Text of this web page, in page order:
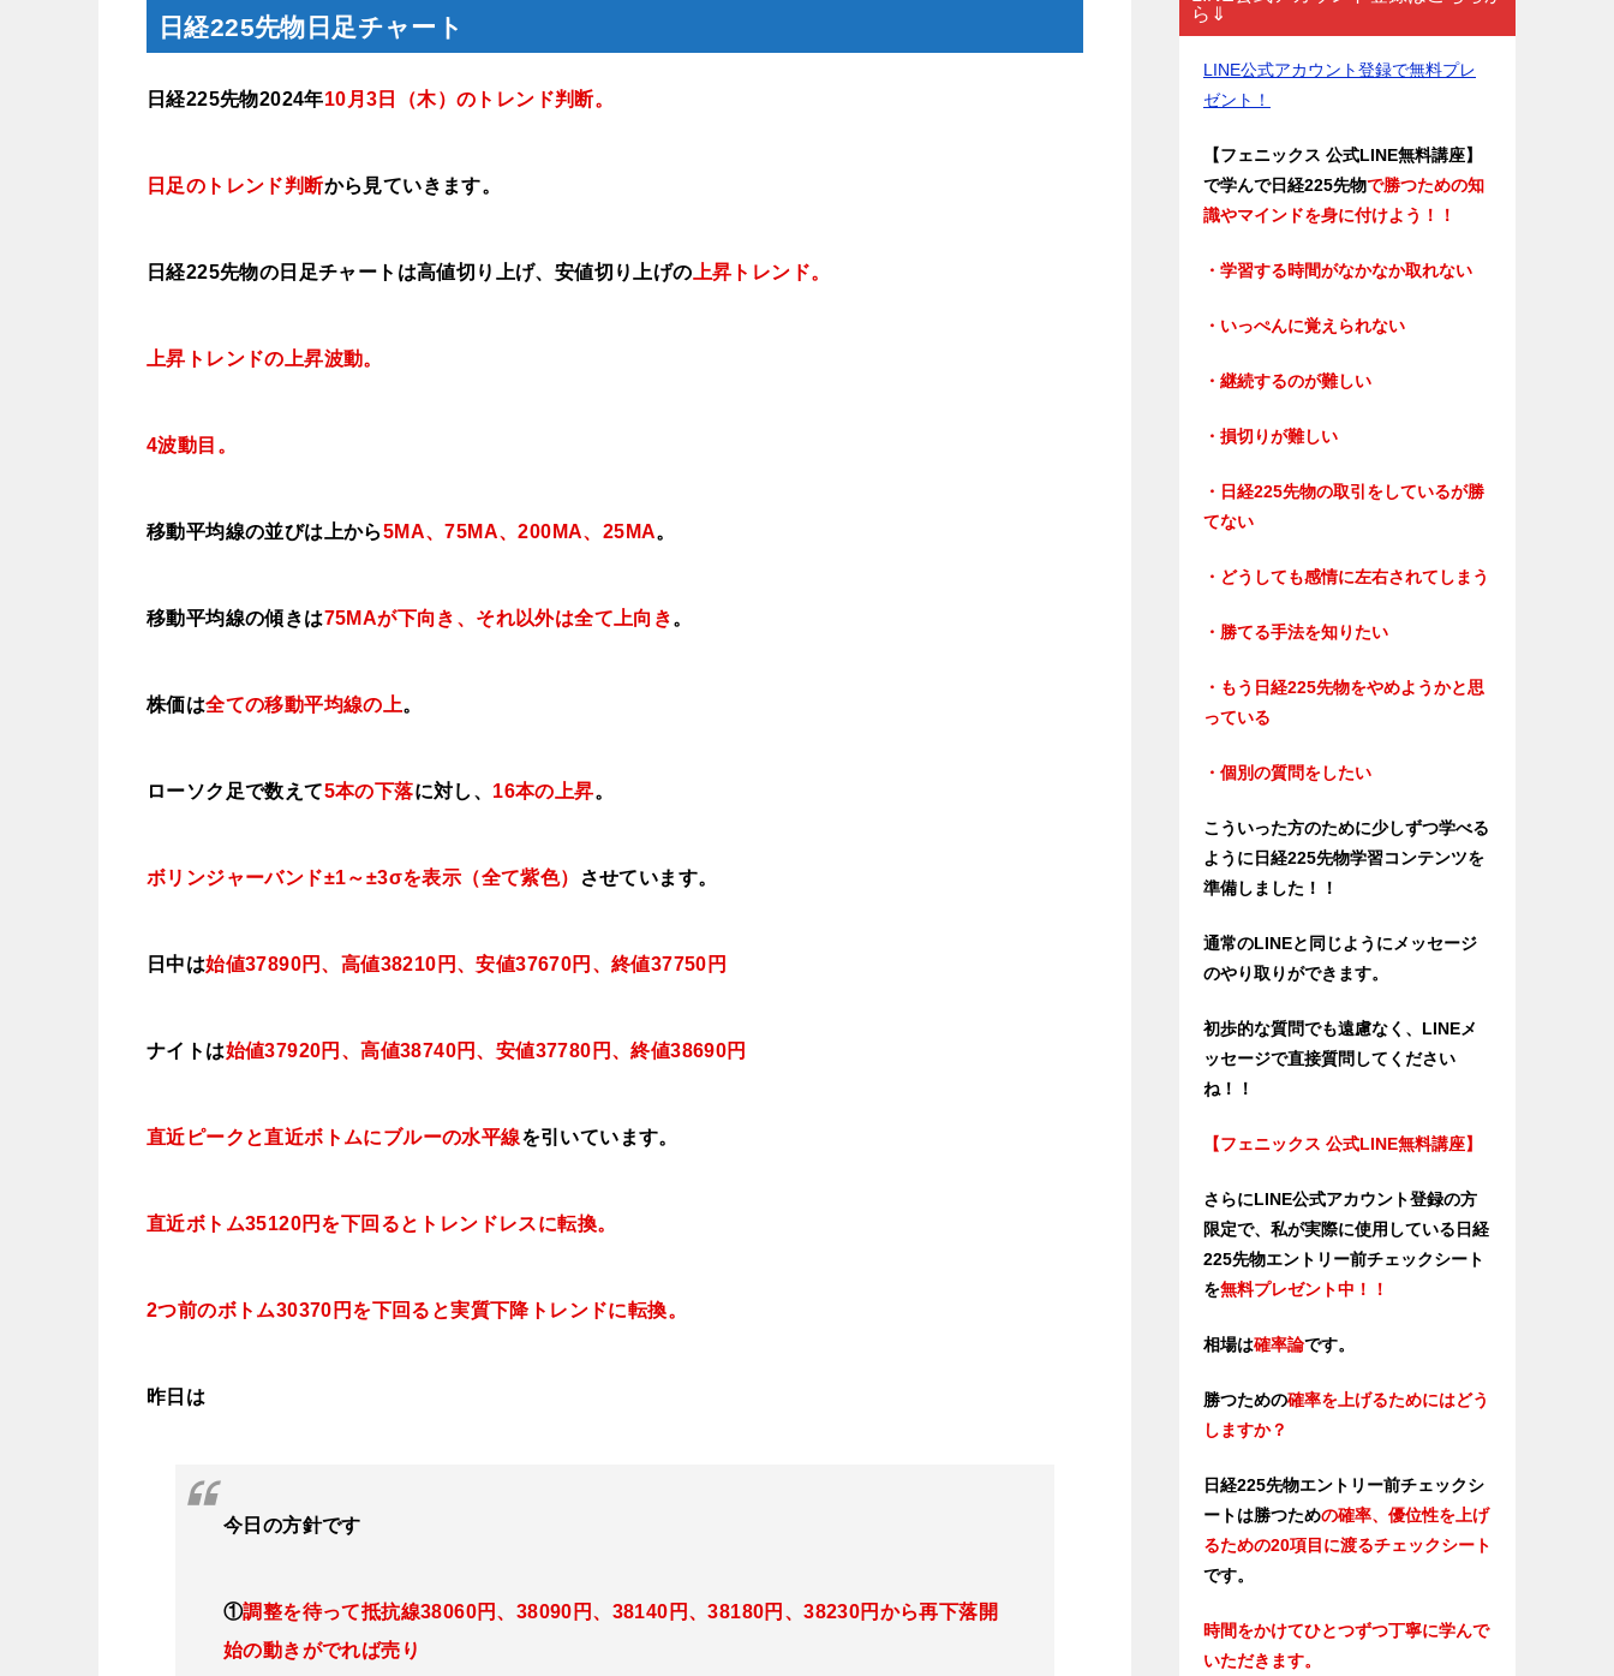
日経225先物日足チャート
日経225先物2024年10月3日 （木）のトレンド判断。
日足のトレンド判断から見ていきます。
日経225先物の日足チャートは高値切り上げ、安値切り上げの 上昇トレンド。
上昇トレンドの上昇波動。
4波動目。
移動平均線の並びは上から5MA、75MA、200MA、25MA。
移動平均線の傾きは75MAが下向き、それ以外は全て上向き。
株価は全ての移動平均線の上。
ローソク足で数えて5本の下落に対し、 16本の上昇。
ボリンジャーバンド±1～±3σを表示（全て紫色） させています。
日中は始値37890円、高値38210円、安値37670円、終値37750 円
ナイトは始値37920円、高値38740円、安値37780円 、終値38690円
直近ピークと直近ボトムにブルーの水平線を引いています。
直近ボトム35120円を下回るとトレンドレスに転換。
2つ前のボトム30370円を下回ると実質下降トレンドに転換。
昨日は
今日 の方針です
①調整を待って抵抗線38060円、38090円、38140円、38180円、38230円から再下落開
始の動きがでれば売り
ら⇓
LINE公式アカウント登録で無料プレ
ゼント！
【フェニックス 公式LINE無料講座】
で学んで日経225先物で勝つための知
識やマインドを身に付けよう！！
・学習する時間がなかなか取れない
・いっぺんに覚えられない
・継続するのが難しい
・損切りが難しい
・日経225先物の取引をしているが勝
てない
・どうしても感情に左右されてしまう
・勝てる手法を知りたい
・もう日経225先物をやめようかと思
っている
・個別の質問をしたい
こういった方のために少しずつ学べる
ように日経225先物学習コンテンツを
準備しました！！
通常のLINEと同じようにメッセージ
のやり取りができます。
初歩的な質問でも遠慮なく、LINEメ
ッセージで直接質問してください
ね！！
【フェニックス 公式LINE無料講座】
さらにLINE公式アカウント登録の方
限定で、私が実際に使用している日経
225先物エントリー前チェックシート
を無料プレゼント中！！
相場は確率論です。
勝つための確率を上げるためにはどう
しますか？
日経225先物エントリー前チェックシ
ートは勝つための確率、優位性を上げ
るための20項目に渡るチェックシート
です。
時間をかけてひとつずつ丁寧に学んで
いただきます。